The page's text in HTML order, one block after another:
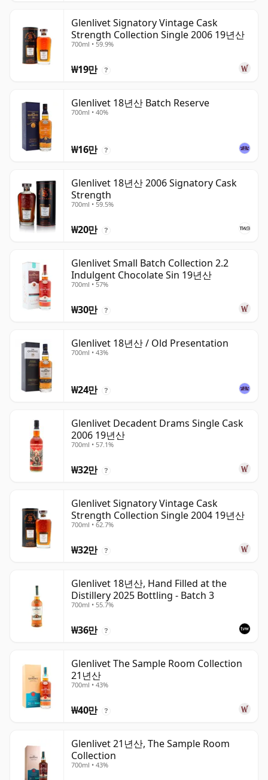
Glenlivet Signatory Vintage Cask
Strength Collection Single 2006 19년산
700ml • 59.9%
₩19만 ?
Glenlivet 18년산 Batch Reserve
700ml • 40%
₩16만 ?
Glenlivet 18년산 2006 Signatory Cask
Strength
700ml • 59.5%
₩20만 ?
Glenlivet Small Batch Collection 2.2
Indulgent Chocolate Sin 19년산
700ml • 57%
₩30만 ?
Glenlivet 18년산 / Old Presentation
700ml • 43%
₩24만 ?
Glenlivet Decadent Drams Single Cask
2006 19년산
700ml • 57.1%
₩32만 ?
Glenlivet Signatory Vintage Cask
Strength Collection Single 2004 19년산
700ml • 62.7%
₩32만 ?
Glenlivet 18년산, Hand Filled at the
Distillery 2025 Bottling - Batch 3
700ml • 55.7%
₩36만 ?
Glenlivet The Sample Room Collection
21년산
700ml • 43%
₩40만 ?
Glenlivet 21년산, The Sample Room
Collection
700ml • 43%